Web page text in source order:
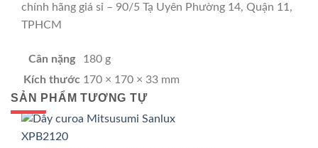
chính hãng giá sỉ – 90/5 Tạ Uyên Phường 14, Quận 11,
TPHCM
Cân nặng
180 g
Kích thước 170 × 170 × 33 mm
SẢN PHẨM TƯƠNG TỰ
GIÁ TỐT
GIÁ SỈ